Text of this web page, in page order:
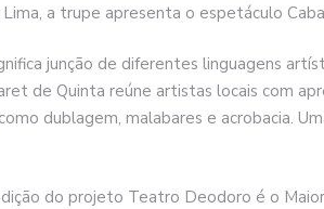
a trupe apresenta o espetáculo
junção de diferentes linguagens
de Quinta reúne artistas locais com
dublagem, malabares e acrobacia.
do projeto Teatro Deodoro é o